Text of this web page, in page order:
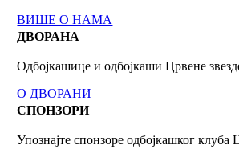
ВИШЕ О НАМА
ДВОРАНА
Одбојкашице и одбојкаши Црвене
О ДВОРАНИ
СПОНЗОРИ
Упознајте спонзоре одбојкашког клуба